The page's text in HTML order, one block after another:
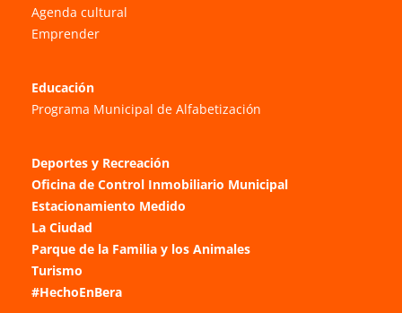
Agenda cultural
Emprender
Educación
Programa Municipal de Alfabetización
Deportes y Recreación
Oficina de Control Inmobiliario Municipal
Estacionamiento Medido
La Ciudad
Parque de la Familia y los Animales
Turismo
#HechoEnBera